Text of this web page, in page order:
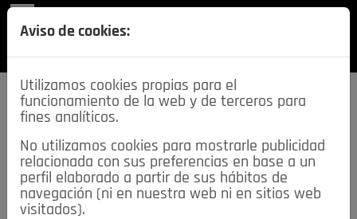
SECCIONES
descarga esta
REVISTA
Aviso de cookies:
Utilizamos cookies propias para el
funcionamiento de la web y de terceros para
fines analíticos.
No utilizamos cookies para mostrarle publicidad
relacionada con sus preferencias en base a un
perfil elaborado a partir de sus hábitos de
navegación (ni en nuestra web ni en sitios web
visitados).